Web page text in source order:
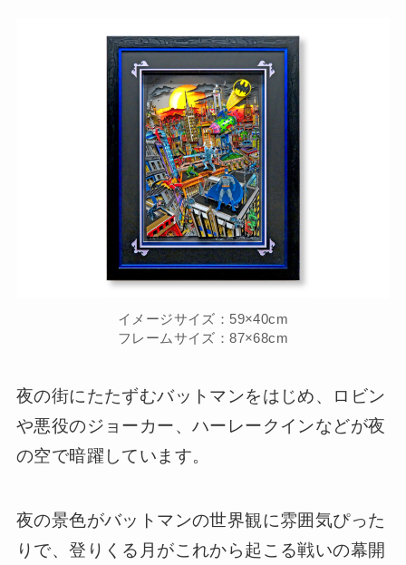
イメージサイズ：59×40cm
フレームサイズ：87×68cm
夜の街にたたずむバットマンをはじめ、ロビン
や悪役のジョーカー、ハーレークインなどが夜
の空で暗躍しています。
夜の景色がバットマンの世界観に雰囲気ぴった
りで、登りくる月がこれから起こる戦いの幕開